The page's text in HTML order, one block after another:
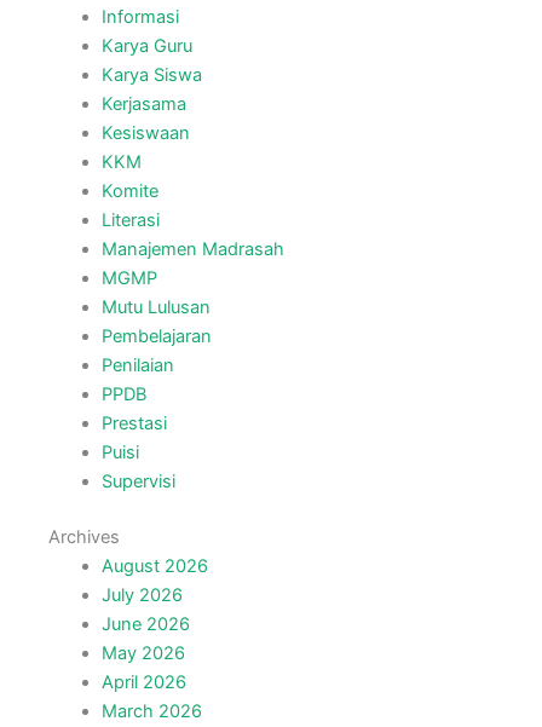
Informasi
Karya Guru
Karya Siswa
Kerjasama
Kesiswaan
KKM
Komite
Literasi
Manajemen Madrasah
MGMP
Mutu Lulusan
Pembelajaran
Penilaian
PPDB
Prestasi
Puisi
Supervisi
Archives
August 2026
July 2026
June 2026
May 2026
April 2026
March 2026